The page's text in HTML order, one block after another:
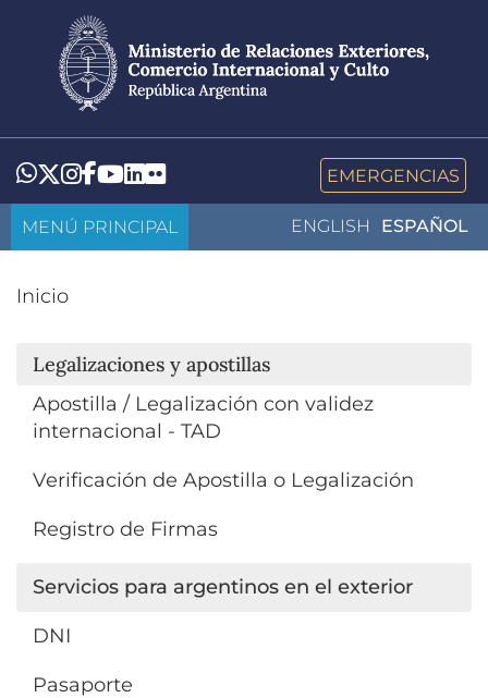
contenido
principal
Whatsapp
Twitter
Instagram
Facebook
YouTube
LinkedIn
Flickr EMERGENCIAS
ENGLISH ESPAÑOL
MENÚ PRINCIPAL
Inicio
Legalizaciones y apostillas
Apostilla / Legalización con validez
internacional - TAD
Verificación de Apostilla o Legalización
Registro de Firmas
Servicios para argentinos en el exterior
DNI
Pasaporte